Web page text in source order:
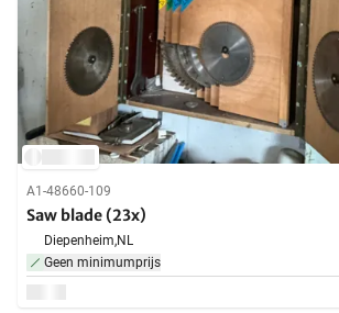
A1-48660-109
Saw blade (23x)
Diepenheim,NL
Geen minimumprijs